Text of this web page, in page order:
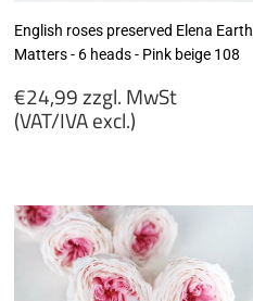
English roses preserved Elena Earth
Matters - 6 heads - Pink beige 108
Regular
price
€24,99 zzgl. MwSt
(VAT/IVA excl.)
MwSt
(VAT/IVA
excl.)